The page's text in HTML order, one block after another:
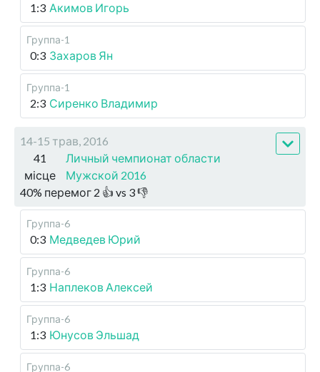
1:3 Акимов Игорь
Группа-1
0:3 Захаров Ян
Группа-1
2:3 Сиренко Владимир
14-15 трав, 2016
41
місце
Личный чемпионат области
Мужской 2016
40% перемог 2 👍 vs 3👎
Группа-6
0:3 Медведев Юрий
Группа-6
1:3 Наплеков Алексей
Группа-6
1:3 Юнусов Эльшад
Группа-6